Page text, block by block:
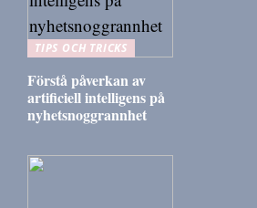
TIPS OCH TRICKS
Förstå påverkan av
artificiell intelligens på
nyhetsnoggrannhet